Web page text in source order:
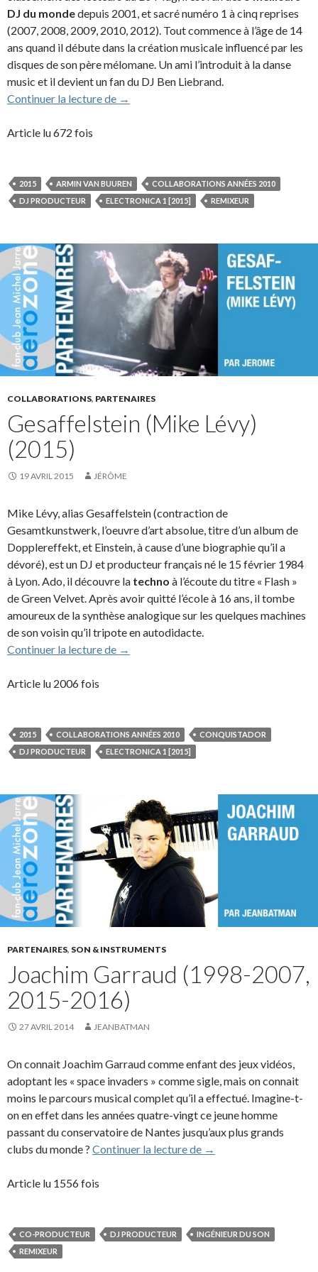
DJ du mondedepuis 2001, et sacré numéro 1 à cinq reprises
(2007, 2008, 2009, 2010, 2012). Tout commence à l’âge de 14
ans quand il débute dans la création musicale influencé par les
disques de son père mélomane. Un ami l’introduit à la danse
music et il devient un fan du DJ Ben Liebrand.
Continuer la lecture de Armin van Buuren (2015)
→
Article lu 672 fois
2015 ARMIN VAN BUUREN
COLLABORATIONS ANNÉES 2010
DJ PRODUCTEUR
ELECTRONICA 1 [2015] REMIXEUR
COLLABORATIONS, PARTENAIRES
Gesaffelstein (Mike Lévy)
(2015)
19 AVRIL 2015 JÉRÔME
Mike Lévy, alias Gesaffelstein (contraction de
Gesamtkunstwerk, l’oeuvre d’art absolue, titre d’un album de
Dopplereffekt, et Einstein, à cause d’une biographie qu’il a
dévoré), est un DJ et producteur français né le 15 février 1984
à Lyon. Ado, il découvre la techno à l’écoute du titre « Flash »
de Green Velvet. Après avoir quitté l’école à 16 ans, il tombe
amoureux de la synthèse analogique sur les quelques machines
de son voisin qu’il tripote en autodidacte.
Continuer la lecture de Gesaffelstein (Mike Lévy) (2015)
→
Article lu 2006 fois
2015 COLLABORATIONS ANNÉES 2010
CONQUISTADOR
DJ PRODUCTEUR
ELECTRONICA 1 [2015]
PARTENAIRES, SON & INSTRUMENTS
Joachim Garraud (1998-2007,
2015-2016)
27 AVRIL 2014 JEANBATMAN
On connait Joachim Garraud comme enfant des jeux vidéos,
adoptant les « space invaders » comme sigle, mais on connait
moins le parcours musical complet qu’il a effectué. Imagine-t-
on en effet dans les années quatre-vingt ce jeune homme
passant du conservatoire de Nantes jusqu’aux plus grands
clubs du monde ? Continuer la lecture de Joachim Garraud
→
Article lu 1556 fois
CO-PRODUCTEUR DJ PRODUCTEUR
INGÉNIEUR DU SON
REMIXEUR